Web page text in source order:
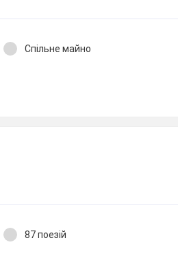
Спільне майно
87 поезій